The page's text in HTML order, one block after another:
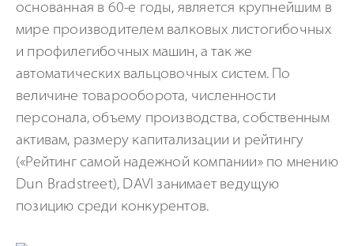
основанная в 60-е годы, является крупнейшим в
мире производителем валковых листогибочных
и профилегибочных машин, а так же
автоматических вальцовoчных систем. По
величине товарооборота, численности
персонала, объему производства, собственным
активам, размеру капитализации и рейтингу
(«Рейтинг самой надежной компании» по мнению
Dun Bradstreet), DAVI занимает ведущую
позицию среди конкурентов.